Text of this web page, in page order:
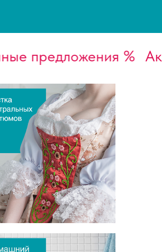
предложения %